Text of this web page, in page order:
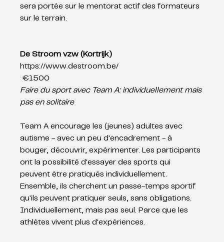
sera portée sur le mentorat actif des formateurs
sur le terrain.
De Stroom vzw (Kortrijk)
https://www.destroom.be/
€1500
Faire du sport avec Team A: individuellement mais
pas en solitaire
Team A encourage les (jeunes) adultes avec
autisme - avec un peu d'encadrement - à
bouger, découvrir, expérimenter. Les participants
ont la possibilité d'essayer des sports qui
peuvent être pratiqués individuellement.
Ensemble, ils cherchent un passe-temps sportif
qu'ils peuvent pratiquer seuls, sans obligations.
Individuellement, mais pas seul. Parce que les
athlètes vivent plus d'expériences.